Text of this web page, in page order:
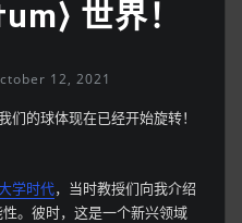
世界！
12, 2021
的球体现在已经开始旋转！
学时代，当时教授们向我介绍
。彼时，这是一个新兴领域